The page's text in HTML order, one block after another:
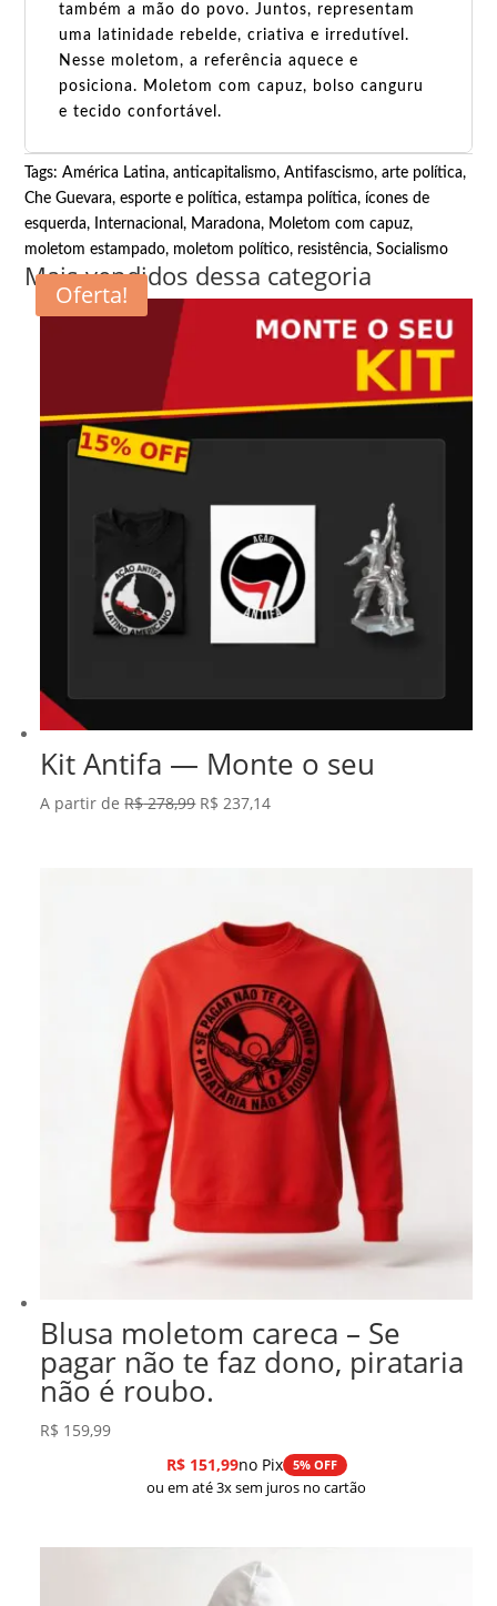
também a mão do povo. Juntos, representam
uma latinidade rebelde, criativa e irredutível.
Nesse moletom, a referência aquece e
posiciona. Moletom com capuz, bolso canguru
e tecido confortável.
Tags:América Latina,anticapitalismo,Antifascismo,arte política,
Che Guevara,esporte e política,estampa política, ícones de
esquerda, Internacional, Maradona, Moletom com capuz,
moletom estampado, moletom político, resistência,Socialismo
Mais vendidos dessa categoria
Oferta!
Kit Antifa — Monte o seu
A partir deR$278,99 O
R$ 278,99.
R$ 237,14O
R$ 237,14.
Blusa moletom careca – Se
pagar não te faz dono, pirataria
não é roubo.
R$ 159,99
R$151,99no Pix 5% OFF
ou em até 3x sem juros no cartão